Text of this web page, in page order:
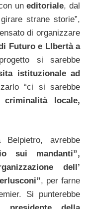
uneditoriale, dal
strane storie”,
di organizzare
Futuro e LIbertà a
si sarebbe
istituzionale ad
“ci si sarebbe
locale,
Belpietro, avrebbe
sui mandanti”,
dell’
, per farne
Si punterebbe